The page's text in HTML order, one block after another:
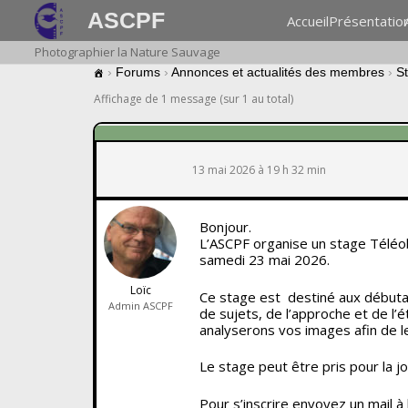
ASCPF Accueil
Photographier la Nature Sauvage
› Forums › Annonces et actualités des membres ›
Affichage de 1 message (sur 1 au total)
13 mai 2026 à 19 h 32 min
Loïc
Admin ASCPF
Bonjour.
L’ASCPF organise un stage
samedi 23 mai 2026.
Ce stage est destiné aux
de sujets, de l’approche et de
analyserons vos images afin de
Le stage peut être pris pour la
Pour s’inscrire envoyez un mail à